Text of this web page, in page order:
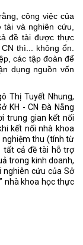
công việc của
và nghiên cứu,
đề tài được thực
thì... không ổn.
các tập đoàn để
dụng nguồn vốn
Thị Tuyết Nhung,
KH - CN Đà Nẵng
trung gian kết nối
kết nối nhà khoa
nghiệm thu (tính từ
tất cả đề tài hỗ trợ
trong kinh doanh,
nghiên cứu của Sở
nhà khoa học thực